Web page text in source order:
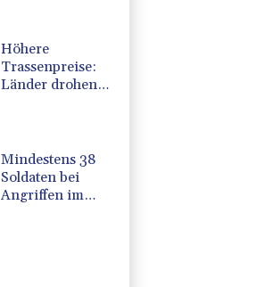
Vergeltung an
Höhere
Trassenpreise:
Länder drohen
Mindestens 38
Soldaten bei
Angriffen im